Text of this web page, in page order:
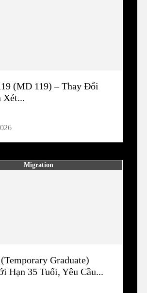
(MD 119) – Thay Đổi
Xét...
Migration
Graduate)
Hạn 35 Tuổi, Yêu Cầu...